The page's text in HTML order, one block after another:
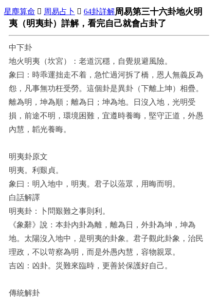
星塵算命  周易占卜  64卦詳解周易第三十六卦地火明
夷（明夷卦）詳解，看完自己就會占卦了
中下卦
地火明夷（坎宮）：老道沉穩，自覺規避風險。
象曰：時乖運拙走不着，急忙過河拆了橋，恩人無義反為
怨，凡事無功枉受勞。這個卦是異卦（下離上坤）相疊。
離為明，坤為順；離為日；坤為地。日沒入地，光明受
損，前途不明，環境困難，宜遵時養晦，堅守正道，外愚
內慧，韜光養晦。
明夷卦原文
明夷。利艱貞。
象曰：明入地中，明夷。君子以蒞眾，用晦而明。
白話解譯
明夷卦：卜問艱難之事則利。
《象辭》說：本卦內卦為離，離為日，外卦為坤，坤為
地。太陽沒入地中，是明夷的卦象。君子觀此卦象，治民
理政，不以苛察為明，而是外愚內慧，容物親眾。
吉凶：凶卦。災難來臨時，更善於保護好自己。
傳統解卦